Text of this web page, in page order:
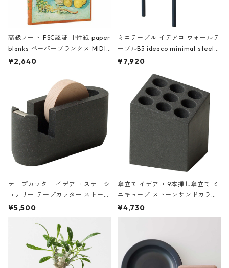
高級ノート FSC認証 中性紙 paper
blanks ペーパーブランクス MIDI
ハードカバー 罫線 ヴァン・ゴッホ
¥2,640
ミニテーブル イデアコ ウォールテ
ーブルB5 ideaco minimal steel f
urniture WALL Table B5 ネイビー
¥7,920
テープカッター イデアコ ステーシ
ョナリー テープカッター ストーン
サンドカラー 石調 ideaco Station
¥5,500
傘立て イデアコ 9本挿し傘立て ミ
ニキューブ ストーンサンドカラー
石調 ideaco Umbrella Stand CUB
E ストーンサンドブラック
¥4,730